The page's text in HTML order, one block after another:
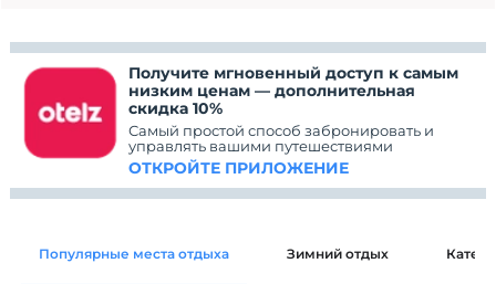
Получите мгновенный доступ к самым
низким ценам — дополнительная
скидка 10%
Самый простой способ забронировать и
управлять вашими путешествиями
ОТКРОЙТЕ ПРИЛОЖЕНИЕ
Популярные места отдыха Зимний отдых